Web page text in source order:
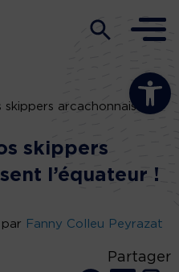
Ouvrir la
skippers arcachonnais
skippers
l’équateur !
Fanny Colleu Peyrazat
Partager